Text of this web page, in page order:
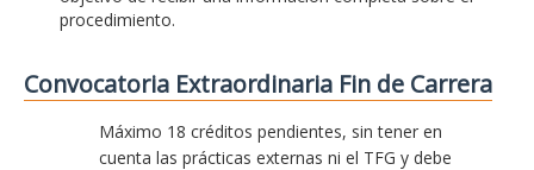
procedimiento.
Convocatoria Extraordinaria Fin de Carrera
Máximo 18 créditos pendientes, sin tener en
cuenta las prácticas externas ni el TFG y debe